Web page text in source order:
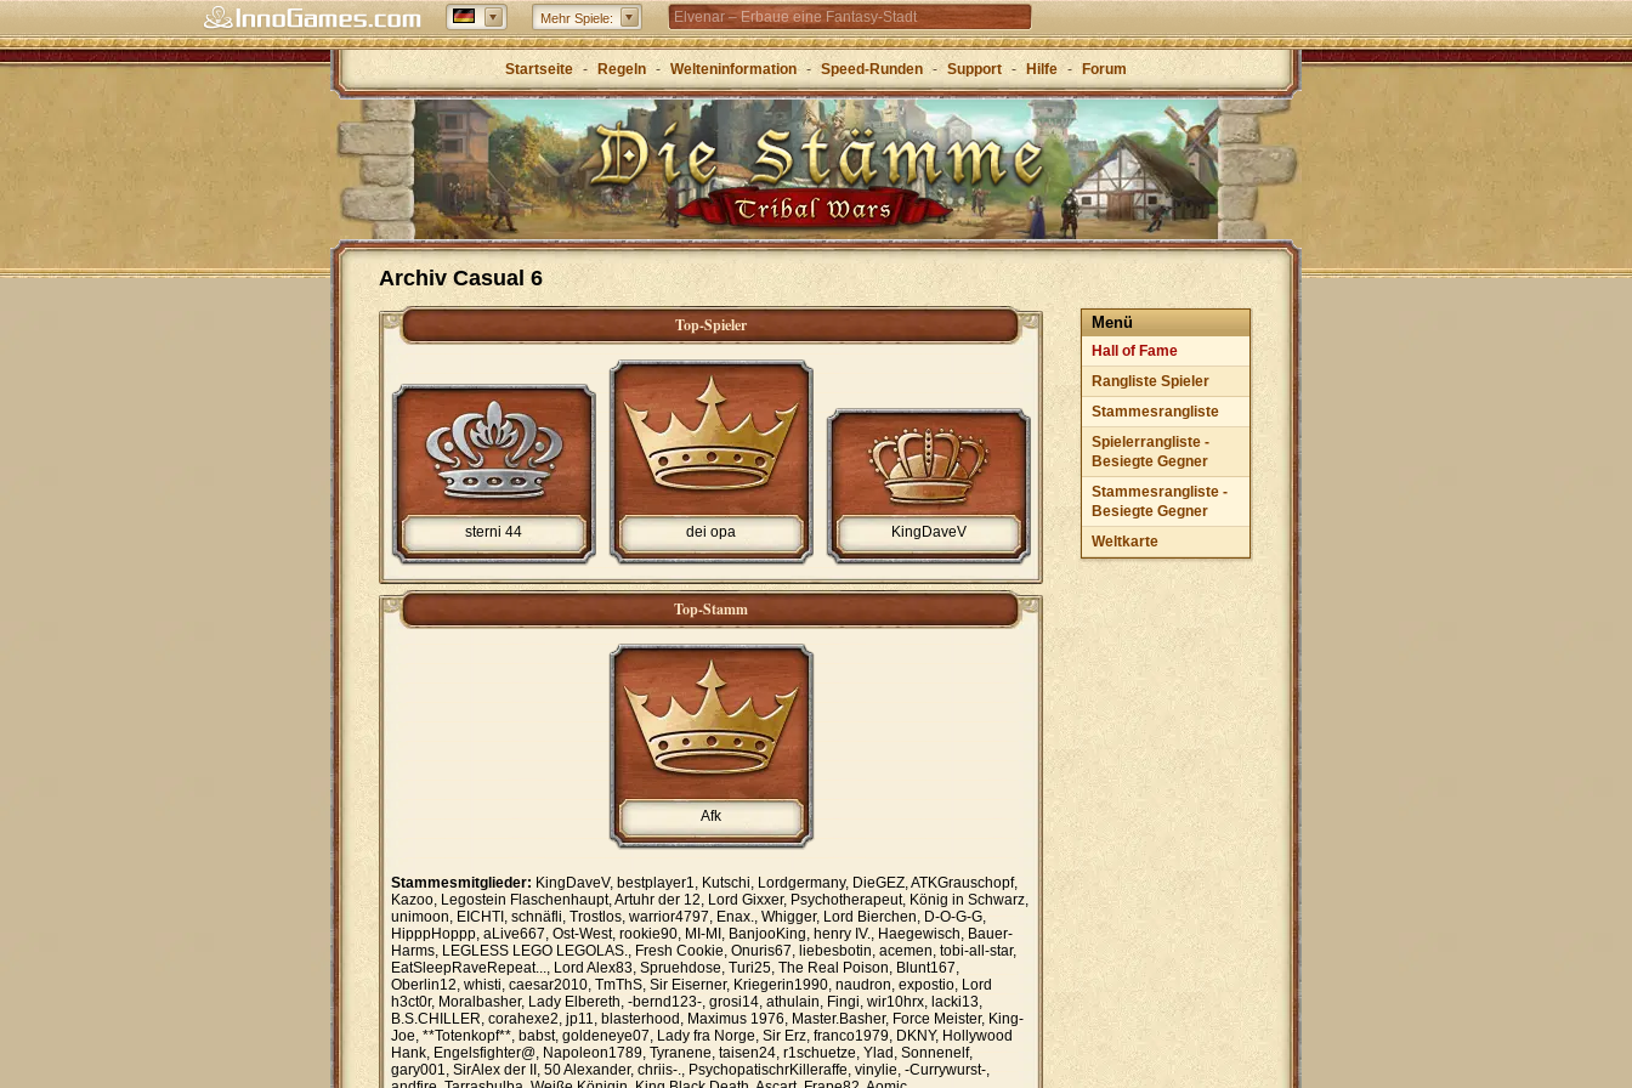
Mehr Spiele: Elvenar – Erbaue eine Fantasy-Stadt
Forge of Empires – Mit Strategie durch die Zeitalter
Grepolis – Erbaue dein Reich im antiken
Griechenland
Startseite - Regeln - Welteninformation - Speed-Runden - Support - Hilfe - Forum
Archiv Casual 6
Menü
Hall of Fame
Rangliste Spieler
Stammesrangliste
Spielerrangliste -
Besiegte Gegner
Stammesrangliste -
Besiegte Gegner
Weltkarte
Top-Spieler
dei opa
sterni 44 KingDaveV
Top-Stamm
Afk
Stammesmitglieder: KingDaveV, bestplayer1, Kutschi, Lordgermany, DieGEZ, ATKGrauschopf,
Kazoo, Legostein Flaschenhaupt, Artuhr der 12, Lord Gixxer, Psychotherapeut, König in Schwarz,
unimoon, EICHTI, schnäfli, Trostlos, warrior4797, Enax., Whigger, Lord Bierchen, D-O-G-G,
HipppHoppp, aLive667, Ost-West, rookie90, MI-MI, BanjooKing, henry IV., Haegewisch, Bauer-
Harms, LEGLESS LEGO LEGOLAS., Fresh Cookie, Onuris67, liebesbotin, acemen, tobi-all-star,
EatSleepRaveRepeat..., Lord Alex83, Spruehdose, Turi25, The Real Poison, Blunt167,
Oberlin12, whisti, caesar2010, TmThS, Sir Eiserner, Kriegerin1990, naudron, expostio, Lord
h3ct0r, Moralbasher, Lady Elbereth, -bernd123-, grosi14, athulain, Fingi, wir10hrx, lacki13,
B.S.CHILLER, corahexe2, jp11, blasterhood, Maximus 1976, Master.Basher, Force Meister, King-
Joe, **Totenkopf**, babst, goldeneye07, Lady fra Norge, Sir Erz, franco1979, DKNY, Hollywood
Hank, Engelsfighter@, Napoleon1789, Tyranene, taisen24, r1schuetze, Ylad, Sonnenelf,
gary001, SirAlex der II, 50 Alexander, chriis-., PsychopatischrKilleraffe, vinylie, -Currywurst-,